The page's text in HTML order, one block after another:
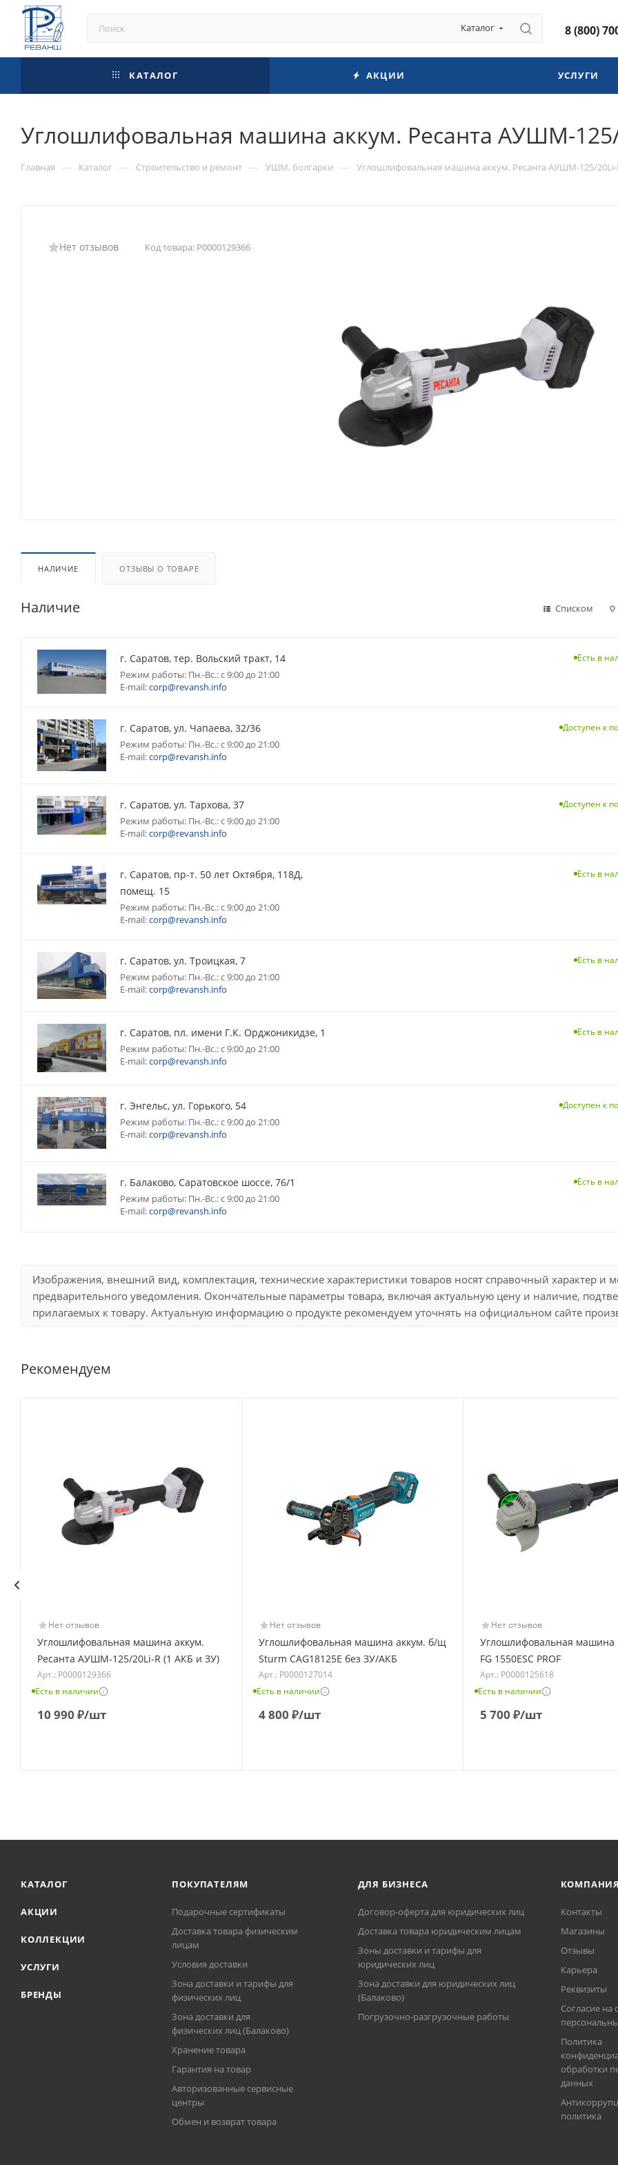
Каталог 8 (800)
КАТАЛОГ АКЦИИ УСЛУГИ
Углошлифовальная машина аккум. Ресанта АУШМ-
Главная — Каталог — Строительство и ремонт — УШМ, болгарки — Углошлифовальная машина аккум. Ресанта АУШМ-125/20Li-
Нет отзывов Код товара: Р0000129366
НАЛИЧИЕ ОТЗЫВЫ О ТОВАРЕ
Наличие Списком
г. Саратов, тер. Вольский тракт, 14
Режим работы: Пн.-Вс.: с 9:00 до 21:00
E-mail:corp@revansh.info
Есть в
г. Саратов, ул. Чапаева, 32/36
Режим работы: Пн.-Вс.: с 9:00 до 21:00
E-mail:corp@revansh.info
Доступен к
г. Саратов, ул. Тархова, 37
Режим работы: Пн.-Вс.: с 9:00 до 21:00
E-mail:corp@revansh.info
Доступен к
г. Саратов, пр-т. 50 лет Октября, 118Д,
помещ. 15
Режим работы: Пн.-Вс.: с 9:00 до 21:00
E-mail:corp@revansh.info
Есть в
г. Саратов, ул. Троицкая, 7
Режим работы: Пн.-Вс.: с 9:00 до 21:00
E-mail:corp@revansh.info
Есть в
г. Саратов, пл. имени Г.К. Орджоникидзе, 1
Режим работы: Пн.-Вс.: с 9:00 до 21:00
E-mail:corp@revansh.info
Есть в
г. Энгельс, ул. Горького, 54
Режим работы: Пн.-Вс.: с 9:00 до 21:00
E-mail:corp@revansh.info
Доступен к
г. Балаково, Саратовское шоссе, 76/1
Режим работы: Пн.-Вс.: с 9:00 до 21:00
E-mail:corp@revansh.info
Есть в
Изображения, внешний вид, комплектация, технические характеристики товаров носят справочный характер и
предварительного уведомления. Окончательные параметры товара, включая актуальную цену и наличие,
прилагаемых к товару. Актуальную информацию о продукте рекомендуем уточнять на официальном сайте
Рекомендуем
Нет отзывов
Углошлифовальная машина аккум.
Ресанта АУШМ-125/20Li-R (1 АКБ и ЗУ)
Арт.: Р0000129366
Есть в наличии
10 990 ₽/шт
Нет отзывов
Углошлифовальная машина аккум. б/щ
Sturm CAG18125E без ЗУ/АКБ
Арт.: Р0000127014
Есть в наличии
4 800 ₽/шт
Нет отзывов
Углошлифовальная машина
FG 1550ESC PROF
Арт.: Р0000125618
Есть в наличии
5 700 ₽/шт
КАТАЛОГ
АКЦИИ
КОЛЛЕКЦИИ
УСЛУГИ
БРЕНДЫ
ПОКУПАТЕЛЯМ
Подарочные сертификаты
Доставка товара физическим
лицам
Условия доставки
Зона доставки и тарифы для
физических лиц
Зона доставки для
физических лиц (Балаково)
Хранение товара
Гарантия на товар
Авторизованные сервисные
центры
Обмен и возврат товара
ДЛЯ БИЗНЕСА
Договор-оферта для юридических лиц
Доставка товара юридическим лицам
Зоны доставки и тарифы для
юридических лиц
Зона доставки для юридических лиц
(Балаково)
Погрузочно-разгрузочные работы
КОМПАНИЯ
Контакты
Магазины
Отзывы
Карьера
Реквизиты
Согласие на
Политика
обработки
данных
политика